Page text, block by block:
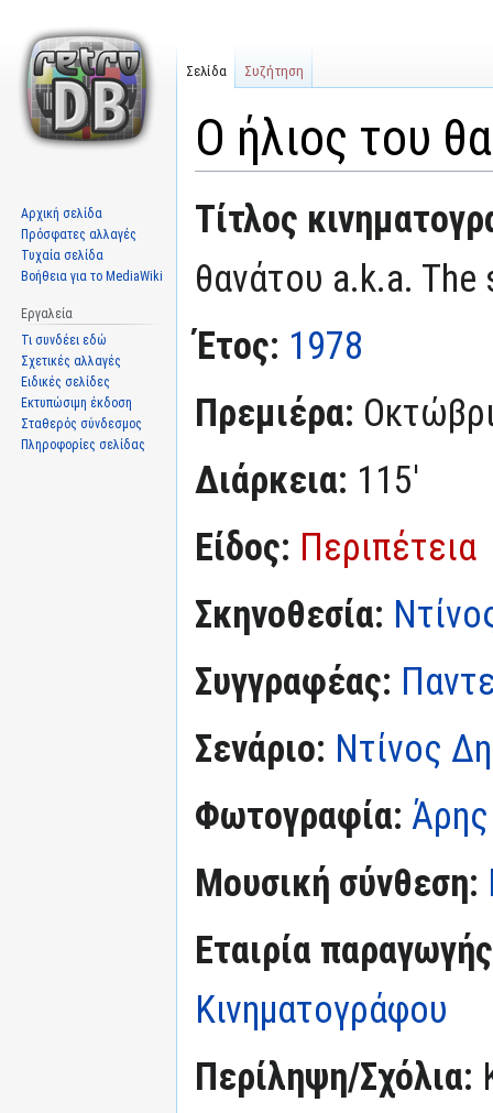
Ο ήλιος του
Μετάβαση
στην
Πήδηση
στην
Τίτλος
θανάτου a.k.a. The
Έτος: 1978
Πρεμιέρα:
Διάρκεια: 115'
Είδος: Περιπέτεια
Σκηνοθεσία:
Συγγραφέας:
Σενάριο: Ντίνος
Φωτογραφία:
Μουσική σύνθεση:
Εταιρία
Κινηματογράφου
Περίληψη/Σχόλια:
Σελίδα Συζήτηση
Αρχική σελίδα
Πρόσφατες αλλαγές
Τυχαία σελίδα
Βοήθεια για το MediaWiki
Εργαλεία
Τι συνδέει εδώ
Σχετικές αλλαγές
Ειδικές σελίδες
Εκτυπώσιμη έκδοση
Σταθερός σύνδεσμος
Πληροφορίες σελίδας